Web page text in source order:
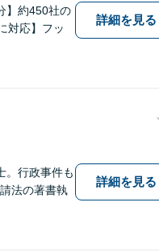
】約450社の
対応】フッ
詳細を見る
。行政事件も
法の著書執
詳細を見る